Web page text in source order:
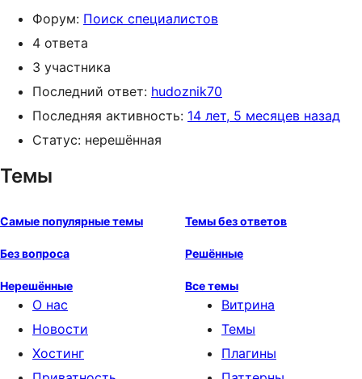
Форум: Поиск специалистов
4 ответа
3 участника
Последний ответ: hudoznik70
Последняя активность: 14 лет, 5 месяцев назад
Статус: нерешённая
Темы
Самые популярные темы Темы без ответов
Без вопроса Решённые
Нерешённые Все темы
О нас
Новости
Хостинг
Витрина
Темы
Плагины